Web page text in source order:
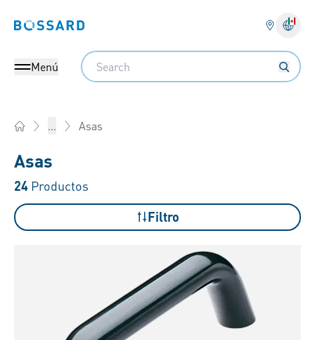
Bossard homepage
Menú
Search
... Asas
Asas
24 Productos
Filtro